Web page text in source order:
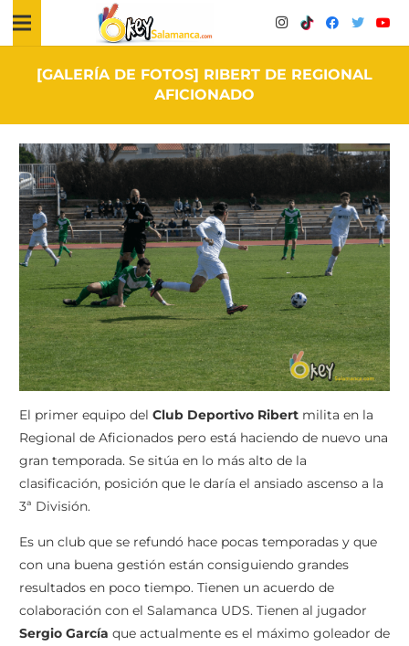
[GALERÍA DE FOTOS] RIBERT DE REGIONAL
AFICIONADO
El primer equipo del Club Deportivo Ribert milita en la
Regional de Aficionados pero está haciendo de nuevo una
gran temporada. Se sitúa en lo más alto de la
clasificación, posición que le daría el ansiado ascenso a la
3ª División.
Es un club que se refundó hace pocas temporadas y que
con una buena gestión están consiguiendo grandes
resultados en poco tiempo. Tienen un acuerdo de
colaboración con el Salamanca UDS. Tienen al jugador
Sergio García que actualmente es el máximo goleador de